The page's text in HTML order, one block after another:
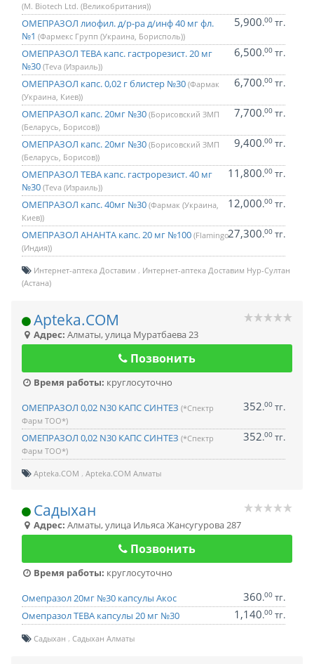
(M. Biotech Ltd. (Великобритания))
ОМЕПРАЗОЛ лиофил. д/р-ра д/инф 40 мг фл.
№1 (Фармекс Групп (Украина, Борисполь))
5,900.00 тг.
ОМЕПРАЗОЛ ТЕВА капс. гастрорезист. 20 мг
№30 (Teva (Израиль))
6,500.00 тг.
ОМЕПРАЗОЛ капс. 0,02 г блистер №30 (Фармак
(Украина, Киев))
6,700.00 тг.
ОМЕПРАЗОЛ капс. 20мг №30 (Борисовский ЗМП
(Беларусь, Борисов))
7,700.00 тг.
ОМЕПРАЗОЛ капс. 20мг №30 (Борисовский ЗМП
(Беларусь, Борисов))
9,400.00 тг.
ОМЕПРАЗОЛ ТЕВА капс. гастрорезист. 40 мг
№30 (Teva (Израиль))
11,800.00 тг.
ОМЕПРАЗОЛ капс. 40мг №30 (Фармак (Украина,
Киев))
12,000.00 тг.
ОМЕПРАЗОЛ АНАНТА капс. 20 мг №100 (Flamingo
(Индия))
27,300.00 тг.
Интернет-аптека Доставим
Интернет-аптека Доставим Нур-Султан
(Астана)
Apteka.COM
Адрес: Алматы,улица Муратбаева 23
Позвонить
Время работы: круглосуточно
ОМЕПРАЗОЛ 0,02 N30 КАПС СИНТЕЗ (*Спектр
Фарм ТОО*)
352.00 тг.
ОМЕПРАЗОЛ 0,02 N30 КАПС СИНТЕЗ (*Спектр
Фарм ТОО*)
352.00 тг.
Apteka.COM Apteka.COM Алматы
Садыхан
Адрес: Алматы,улица Ильяса Жансугурова 287
Позвонить
Время работы: круглосуточно
Омепразол 20мг №30 капсулы Акос
360.00 тг.
Омепразол ТЕВА капсулы 20 мг №30
1,140.00 тг.
Садыхан Садыхан Алматы